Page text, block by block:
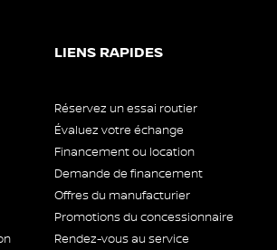
LIENS RAPIDES
Réservez un essai routier
Évaluez votre échange
Financement ou location
Demande de financement
Offres du manufacturier
Promotions du concessionnaire
Rendez-vous au service